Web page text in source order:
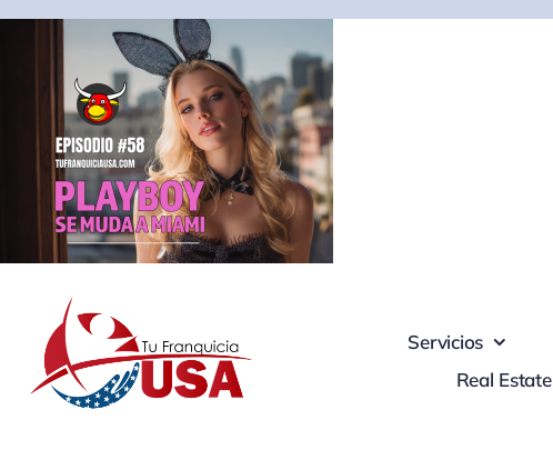
Skip
Servicios
Real Estate